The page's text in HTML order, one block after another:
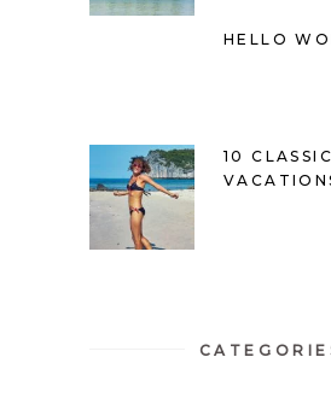
HELLO
10